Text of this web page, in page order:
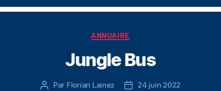
des
Catégories
ANNUAIRE
Jungle Bus
Auteur
Par Florian Lainez
Date24 juin 2022